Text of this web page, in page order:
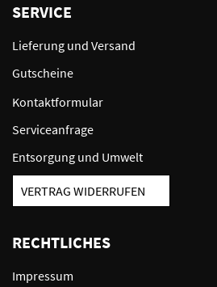
SERVICE
Lieferung und Versand
Gutscheine
Kontaktformular
Serviceanfrage
Entsorgung und Umwelt
VERTRAG WIDERRUFEN
RECHTLICHES
Impressum